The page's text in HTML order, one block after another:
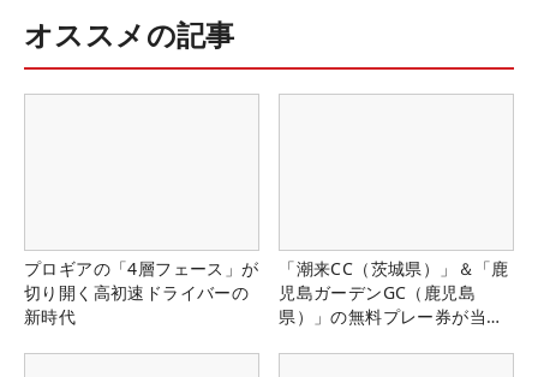
オススメの記事
プロギアの「4層フェース」が
切り開く高初速ドライバーの
新時代
「潮来CC（茨城県）」＆「鹿
児島ガーデンGC（鹿児島
県）」の無料プレー券が当た